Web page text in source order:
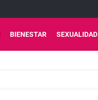
BIENESTAR SEXUALIDAD